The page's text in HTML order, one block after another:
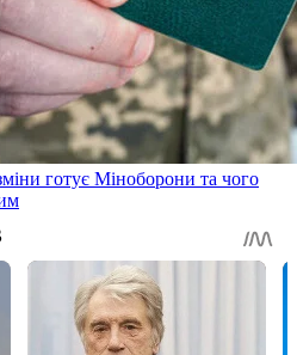
готує Міноборони та чого